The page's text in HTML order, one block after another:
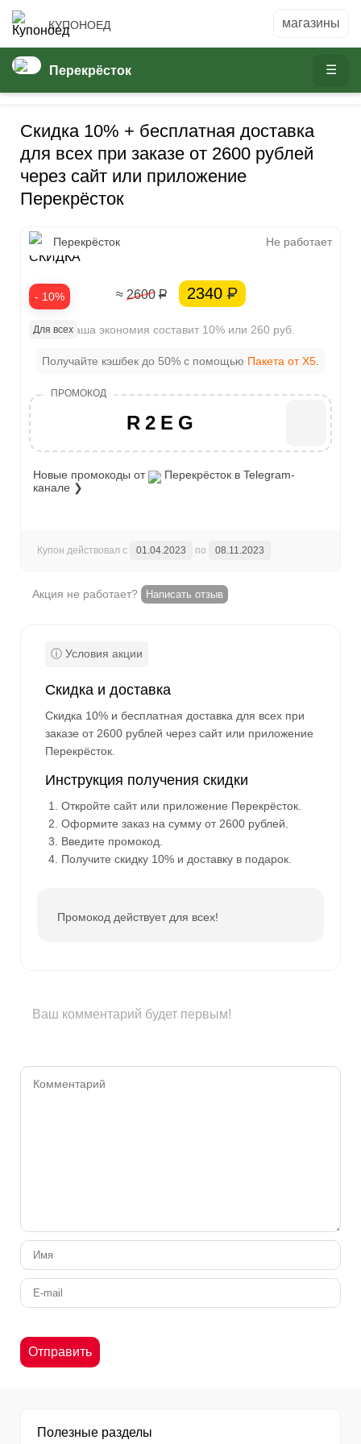
КУПОНОЕД
Перекрёсток
Скидка 10% + бесплатная доставка
для всех при заказе от 2600 рублей
через сайт или приложение
Перекрёсток
- 10%
10%
СКИДКА
Перекрёсток Не работает
≈ 2600 Р 2340 Р
Ваша экономия составит 10% или 260 руб.
Получайте кэшбек до 50% с помощью Пакета от X5
R2EG
Новые промокоды от Перекрёсток в Telegram-
канале ❯
Для всех
Купон действовал с 01.04.2023 по 08.11.2023
Акция не работает? Написать отзыв
Скидка и доставка
Скидка 10% и бесплатная доставка для всех при
заказе от 2600 рублей через сайт или приложение
Перекрёсток.
Инструкция получения скидки
Откройте сайт или приложение Перекрёсток.
Оформите заказ на сумму от 2600 рублей.
Введите промокод.
Получите скидку 10% и доставку в подарок.
Промокод действует для всех!
Ваш комментарий будет первым!
Полезные разделы